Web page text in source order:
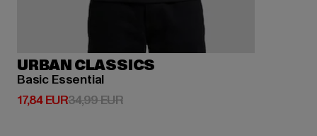
URBAN CLASSICS
Basic Essential
17,84 EUR
Derzeitiger Preis: 17,84 EUR
34,99 EURAktionspreis: 34,99 EUR